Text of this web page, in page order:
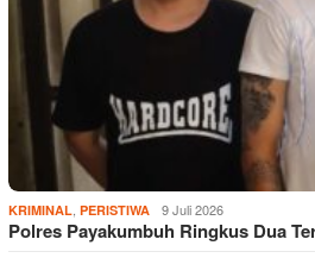
KRIMINAL PERISTIWA 9 Juli 2026
Polres Payakumbuh Ringkus Dua